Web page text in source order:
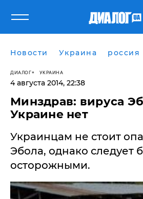
Новости Украина россия
ДИАЛОГ УКРАИНА
4 августа 2014, 22:38
Минздрав: вируса
Украине нет
Украинцам не стоит
Эбола, однако следует
осторожными.